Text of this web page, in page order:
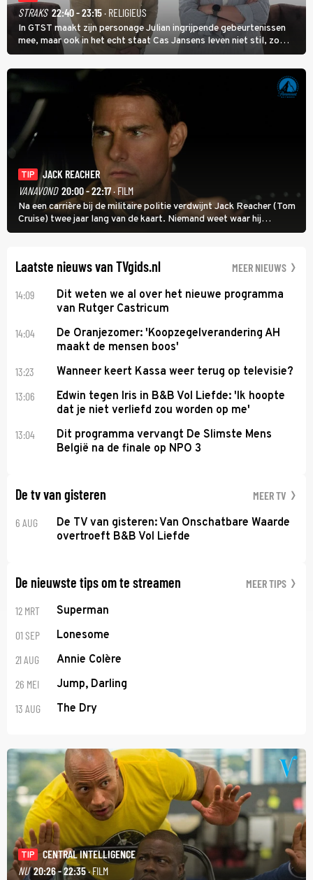
STRAKS 22:40 - 23:15· RELIGIEUS
In GTST maakt zijn personage Julian ingrijpende gebeurtenissen
mee, maar ook in het echt staat Cas Jansens leven niet stil, zo
vertelt hij in Adieu! Volgende Kaart.
TIP
JACK REACHER
VANAVOND 20:00 - 22:17· FILM
Na een carrière bij de militaire politie verdwijnt Jack Reacher (Tom
Cruise) twee jaar lang van de kaart. Niemand weet waar hij
uithangt, totdat moordverdachte James Barr naar hem vraagt.
Laatste nieuws van TVgids.nl MEER NIEUWS
14:09
Dit weten we al over het nieuwe programma
van Rutger Castricum
14:04
De Oranjezomer: 'Koopzegelverandering AH
maakt de mensen boos'
13:23 Wanneer keert Kassa weer terug op televisie?
13:06
Edwin tegen Iris in B&B Vol Liefde: 'Ik hoopte
dat je niet verliefd zou worden op me'
13:04
Dit programma vervangt De Slimste Mens
België na de finale op NPO 3
De tv van gisteren MEER TV
6 AUG
De TV van gisteren: Van Onschatbare Waarde
overtroeft B&B Vol Liefde
De nieuwste tips om te streamen MEER TIPS
12 MRT Superman
01 SEP Lonesome
21 AUG Annie Colère
26 MEI Jump, Darling
13 AUG The Dry
TIP
CENTRAL INTELLIGENCE
NU 20:26 - 22:35· FILM